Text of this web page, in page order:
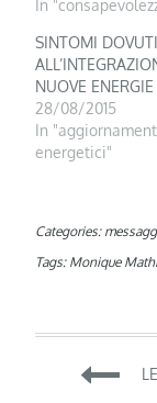
In
SINTOMI DOVUTI
NUOVE ENERGIE
28/08/2015
In
energetici"
Categories:
Tags: Monique